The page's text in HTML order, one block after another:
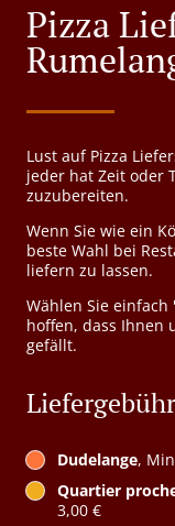
Pizza
Lust auf Pizza
jeder hat Zeit oder
zuzubereiten.
Wenn Sie wie ein
beste Wahl bei
liefern zu lassen.
Wählen Sie
hoffen, dass Ihnen
gefällt.
Liefergebühr
Dudelange,
Quartier
3,00 €